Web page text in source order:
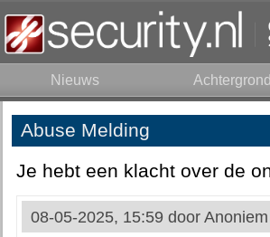
Nieuws Achtergrond
Abuse Melding
Je hebt een klacht over de
08-05-2025, 15:59 door Anoniem